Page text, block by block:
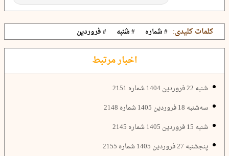
کلمات کلیدی: # شماره # شنبه # فروردین
اخبار مرتبط
شنبه 22 فروردین 1404 شماره 2151
سه‌شنبه 18 فروردین 1405 شماره 2148
شنبه 15 فروردین 1405 شماره 2145
پنجشنبه 27 فروردین 1405 شماره 2155